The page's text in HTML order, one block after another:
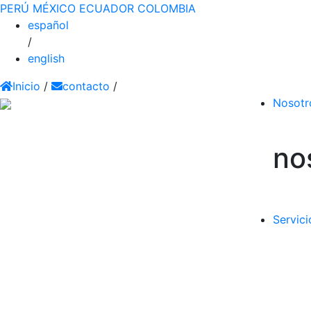
PERÚ MÉXICO ECUADOR COLOMBIA
español
/
english
Inicio / contacto /